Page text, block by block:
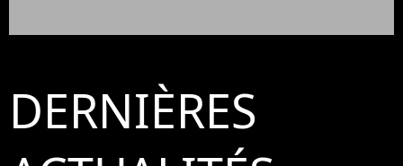
DERNIÈRES